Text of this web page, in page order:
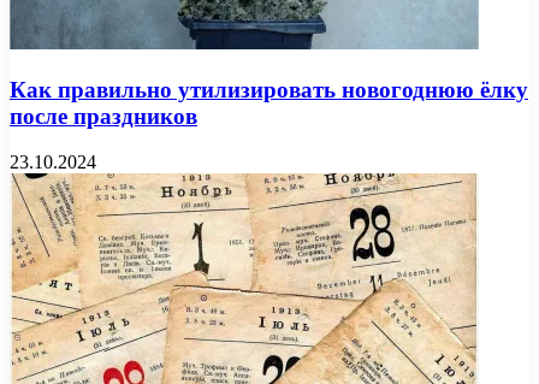
Как правильно утилизировать новогоднюю ёлку
после праздников
23.10.2024